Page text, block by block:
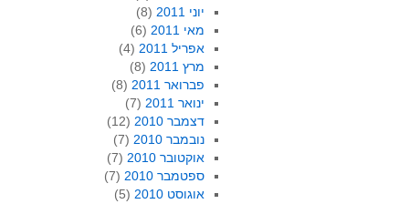
יוני 2011
(8)
מאי 2011
(6)
אפריל 2011
(4)
מרץ 2011
(8)
פברואר 2011
(8)
ינואר 2011
(7)
דצמבר 2010
(12)
נובמבר 2010
(7)
אוקטובר 2010
(7)
ספטמבר 2010
(7)
אוגוסט 2010
(5)